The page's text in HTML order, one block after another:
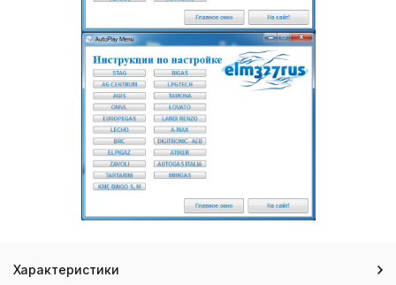
Характеристики